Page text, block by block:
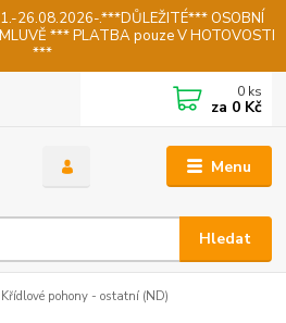
26.08.2026-.***DŮLEŽITÉ*** OSOBNÍ
*** PLATBA pouze V HOTOVOSTI
***
Menu
Hledat
0 ks
za 0 Kč
Křídlové pohony - ostatní (ND)